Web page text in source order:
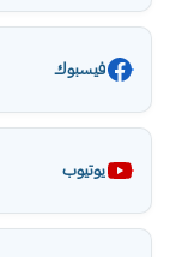
فيسبوك
يوتيوب